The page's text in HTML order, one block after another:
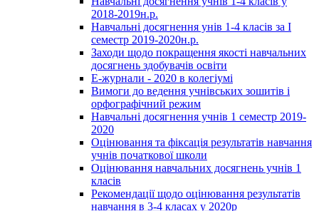
2018-2019н.р.
Навчальні досягнення унів 1-4 класів за І
семестр 2019-2020н.р.
Заходи щодо покращення якості навчальних
досягнень здобувачів освіти
Е-журнали - 2020 в колегіумі
Вимоги до ведення учнівських зошитів і
орфографічний режим
Навчальні досягнення учнів 1 семестр 2019-
2020
Оцінювання та фіксація результатів навчання
учнів початкової школи
Оцінювання навчальних досягнень учнів 1
класів
Рекомендації щодо оцінювання результатів
навчання в 3-4 класах у 2020р